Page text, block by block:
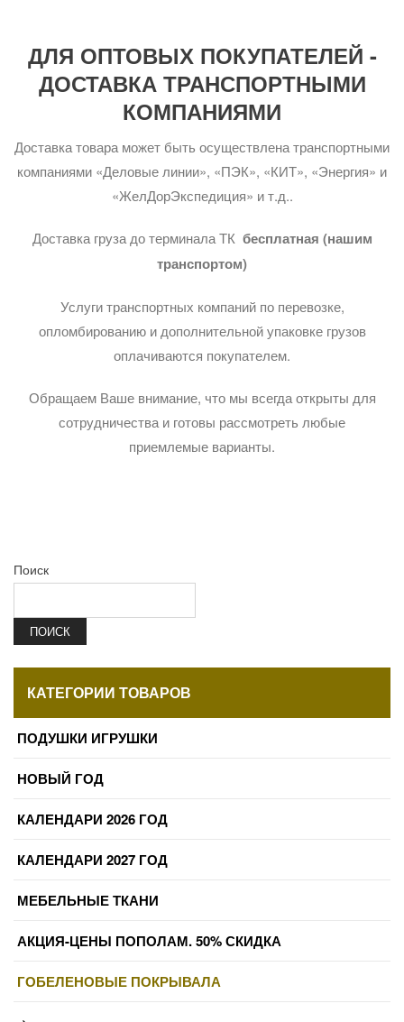
ДЛЯ ОПТОВЫХ ПОКУПАТЕЛЕЙ -
ДОСТАВКА ТРАНСПОРТНЫМИ
КОМПАНИЯМИ
Доставка товара может быть осуществлена транспортными
компаниями «Деловые линии», «ПЭК», «КИТ», «Энергия» и
«ЖелДорЭкспедиция» и т.д..
Доставка груза до терминала ТК бесплатная (нашим
транспортом)
Услуги транспортных компаний по перевозке,
опломбированию и дополнительной упаковке грузов
оплачиваются покупателем.
Обращаем Ваше внимание, что мы всегда открыты для
сотрудничества и готовы рассмотреть любые
приемлемые варианты.
Поиск
ПОИСК
КАТЕГОРИИ ТОВАРОВ
ПОДУШКИ ИГРУШКИ
НОВЫЙ ГОД
КАЛЕНДАРИ 2026 ГОД
КАЛЕНДАРИ 2027 ГОД
МЕБЕЛЬНЫЕ ТКАНИ
АКЦИЯ-ЦЕНЫ ПОПОЛАМ. 50% СКИДКА
ГОБЕЛЕНОВЫЕ ПОКРЫВАЛА